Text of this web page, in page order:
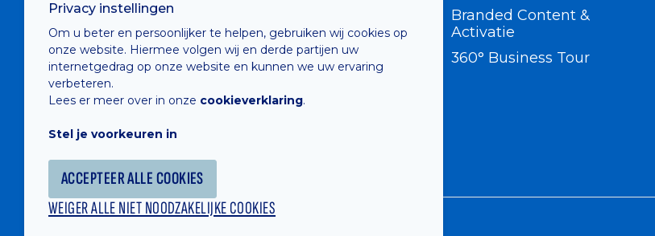
Privacy instellingen
Om u beter en persoonlijker te helpen, gebruiken wij cookies op
onze website. Hiermee volgen wij en derde partijen uw
internetgedrag op onze website en kunnen we uw ervaring
verbeteren.
Lees er meer over in onze cookieverklaring.
Stel je voorkeuren in
ACCEPTEER ALLE COOKIES
WEIGER ALLE NIET NOODZAKELIJKE COOKIES
Supportersraad
Buffalo Kids Club
Supportersfederatie
Supportersclubs
Fotoalbums
Branded Content &
Activatie
360° Business Tour